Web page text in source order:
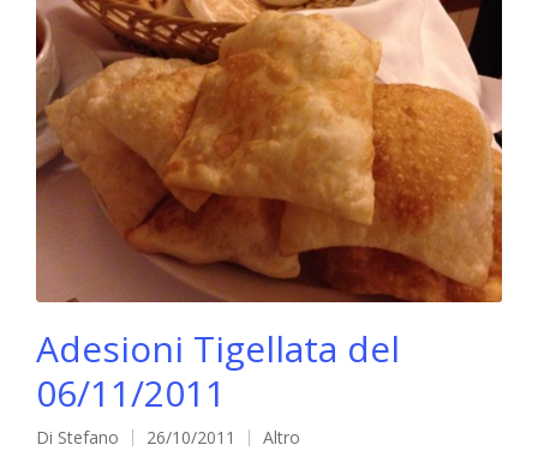
Adesioni Tigellata del
06/11/2011
Pubblicato
Di Stefano 26/10/2011
Pubblicato
Altro